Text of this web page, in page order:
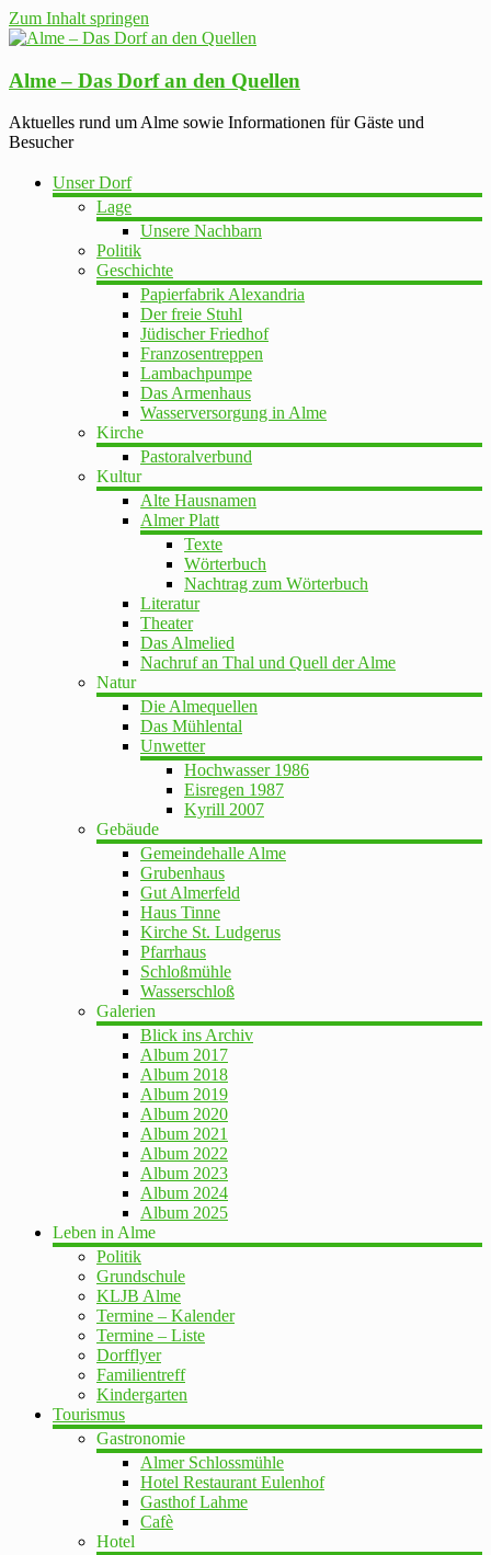
Zum Inhalt springen
Alme – Das Dorf an den Quellen
Aktuelles rund um Alme sowie Informationen für Gäste und
Besucher
Unser Dorf
Lage
Unsere Nachbarn
Politik
Geschichte
Papierfabrik Alexandria
Der freie Stuhl
Jüdischer Friedhof
Franzosentreppen
Lambachpumpe
Das Armenhaus
Wasserversorgung in Alme
Kirche
Pastoralverbund
Kultur
Alte Hausnamen
Almer Platt
Texte
Wörterbuch
Nachtrag zum Wörterbuch
Literatur
Theater
Das Almelied
Nachruf an Thal und Quell der Alme
Natur
Die Almequellen
Das Mühlental
Unwetter
Hochwasser 1986
Eisregen 1987
Kyrill 2007
Gebäude
Gemeindehalle Alme
Grubenhaus
Gut Almerfeld
Haus Tinne
Kirche St. Ludgerus
Pfarrhaus
Schloßmühle
Wasserschloß
Galerien
Blick ins Archiv
Album 2017
Album 2018
Album 2019
Album 2020
Album 2021
Album 2022
Album 2023
Album 2024
Album 2025
Leben in Alme
Politik
Grundschule
KLJB Alme
Termine – Kalender
Termine – Liste
Dorfflyer
Familientreff
Kindergarten
Tourismus
Gastronomie
Almer Schlossmühle
Hotel Restaurant Eulenhof
Gasthof Lahme
Cafè
Hotel